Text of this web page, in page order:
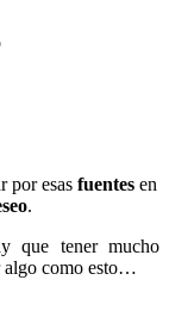
por esas fuentes en
.
que tener mucho
algo como esto…